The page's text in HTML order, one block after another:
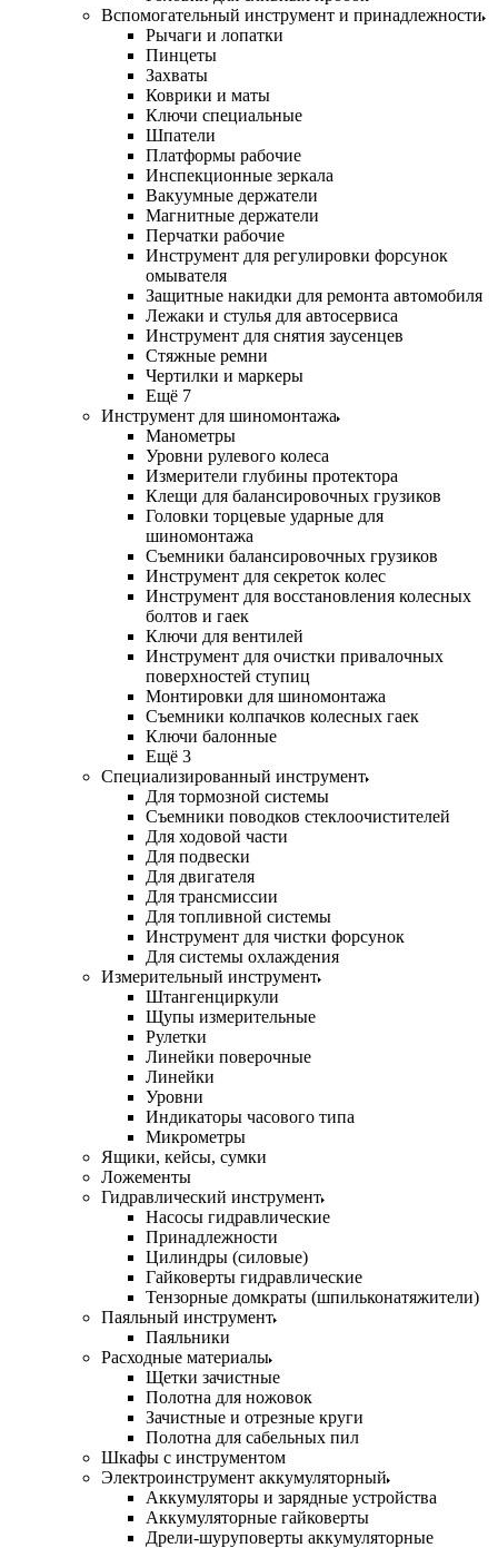
Вспомогательный инструмент и принадлежности
Рычаги и лопатки
Пинцеты
Захваты
Коврики и маты
Ключи специальные
Шпатели
Платформы рабочие
Инспекционные зеркала
Вакуумные держатели
Магнитные держатели
Перчатки рабочие
Инструмент для регулировки форсунок
омывателя
Защитные накидки для ремонта автомобиля
Лежаки и стулья для автосервиса
Инструмент для снятия заусенцев
Стяжные ремни
Чертилки и маркеры
Ещё 7
Инструмент для шиномонтажа
Манометры
Уровни рулевого колеса
Измерители глубины протектора
Клещи для балансировочных грузиков
Головки торцевые ударные для
шиномонтажа
Съемники балансировочных грузиков
Инструмент для секреток колес
Инструмент для восстановления колесных
болтов и гаек
Ключи для вентилей
Инструмент для очистки привалочных
поверхностей ступиц
Монтировки для шиномонтажа
Съемники колпачков колесных гаек
Ключи балонные
Ещё 3
Специализированный инструмент
Для тормозной системы
Съемники поводков стеклоочистителей
Для ходовой части
Для подвески
Для двигателя
Для трансмиссии
Для топливной системы
Инструмент для чистки форсунок
Для системы охлаждения
Измерительный инструмент
Штангенциркули
Щупы измерительные
Рулетки
Линейки поверочные
Линейки
Уровни
Индикаторы часового типа
Микрометры
Ящики, кейсы, сумки
Ложементы
Гидравлический инструмент
Насосы гидравлические
Принадлежности
Цилиндры (силовые)
Гайковерты гидравлические
Тензорные домкраты (шпильконатяжители)
Паяльный инструмент
Паяльники
Расходные материалы
Щетки зачистные
Полотна для ножовок
Зачистные и отрезные круги
Полотна для сабельных пил
Шкафы с инструментом
Электроинструмент аккумуляторный
Аккумуляторы и зарядные устройства
Аккумуляторные гайковерты
Дрели-шуруповерты аккумуляторные